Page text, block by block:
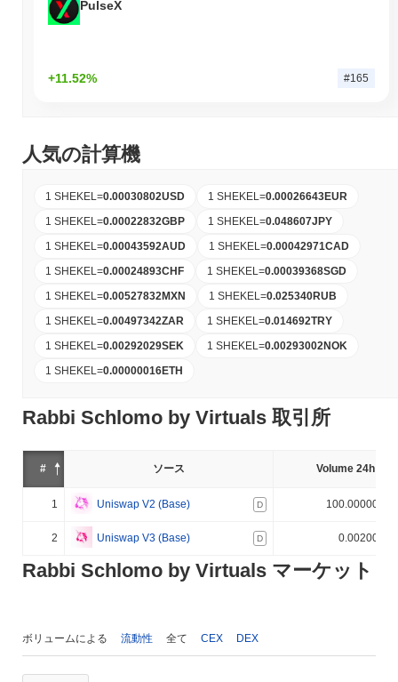
PulseX
+11.52% #165
人気の計算機
1 SHEKEL =0.00030802USD 1 SHEKEL =0.00026643EUR
1 SHEKEL =0.00022832GBP 1 SHEKEL =0.048607JPY
1 SHEKEL =0.00043592AUD 1 SHEKEL =0.00042971CAD
1 SHEKEL =0.00024893CHF 1 SHEKEL =0.00039368SGD
1 SHEKEL =0.00527832MXN 1 SHEKEL =0.025340RUB
1 SHEKEL =0.00497342ZAR 1 SHEKEL =0.014692TRY
1 SHEKEL =0.00292029SEK 1 SHEKEL =0.00293002NOK
1 SHEKEL =0.00000016ETH
Rabbi Schlomo by Virtuals 取引所
# ソース Volume 24h (%)
1 Uniswap V2 (Base) D 100.000000%
2 Uniswap V3 (Base) D 0.002000%
Rabbi Schlomo by Virtuals マーケット
ボリュームによる 流動性 全て CEX DEX